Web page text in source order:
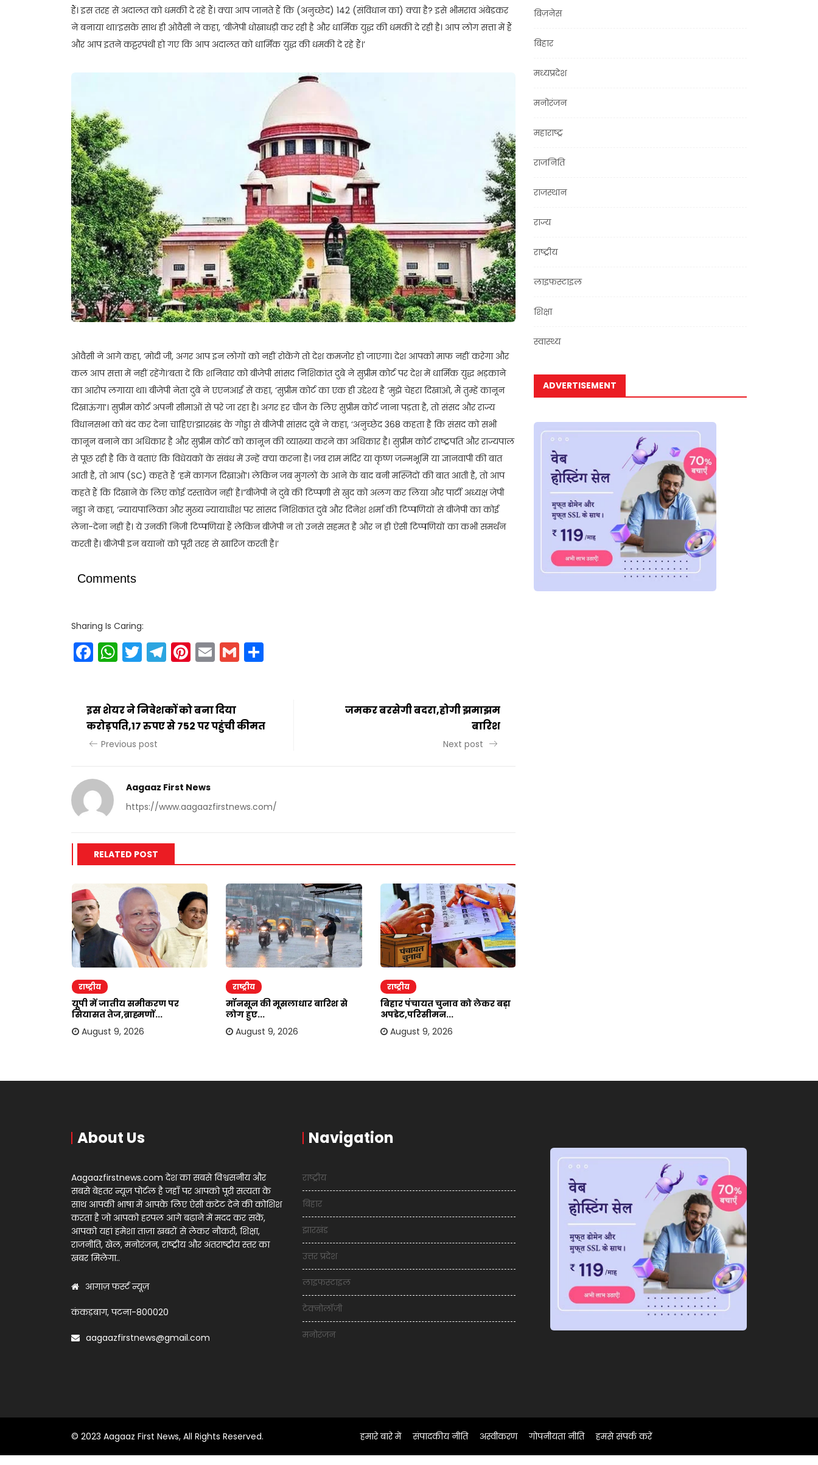
हैं। इस तरह से अदालत को धमकी दे रहे हैं। क्या आप जानते हैं कि (अनुच्छेद) 142 (संविधान का) क्या है? इसे भीमराव अंबेडकर
ने बनाया था।’इसके साथ ही ओवैसी ने कहा, ‘बीजेपी धोखाधड़ी कर रही है और धार्मिक युद्ध की धमकी दे रही है। आप लोग सत्ता में हैं
और आप इतने कट्टरपंथी हो गए कि आप अदालत को धार्मिक युद्ध की धमकी दे रहे हैं।’
ओवैसी ने आगे कहा, ‘मोदी जी, अगर आप इन लोगों को नहीं रोकेंगे तो देश कमजोर हो जाएगा। देश आपको माफ नहीं करेगा और
कल आप सत्ता में नहीं रहेंगे।’बता दें कि शनिवार को बीजेपी सांसद निशिकांत दुबे ने सुप्रीम कोर्ट पर देश में धार्मिक युद्ध भड़काने
का आरोप लगाया था। बीजेपी नेता दुबे ने एएनआई से कहा, ‘सुप्रीम कोर्ट का एक ही उद्देश्य है ‘मुझे चेहरा दिखाओ, मैं तुम्हें कानून
दिखाऊंगा’। सुप्रीम कोर्ट अपनी सीमाओं से परे जा रहा है। अगर हर चीज के लिए सुप्रीम कोर्ट जाना पड़ता है, तो संसद और राज्य
विधानसभा को बंद कर देना चाहिए।’झारखंड के गोड्डा से बीजेपी सांसद दुबे ने कहा, ‘अनुच्छेद 368 कहता है कि संसद को सभी
कानून बनाने का अधिकार है और सुप्रीम कोर्ट को कानून की व्याख्या करने का अधिकार है। सुप्रीम कोर्ट राष्ट्रपति और राज्यपाल
से पूछ रही है कि वे बताएं कि विधेयकों के संबंध में उन्हें क्या करना है। जब राम मंदिर या कृष्ण जन्मभूमि या ज्ञानवापी की बात
आती है, तो आप (SC) कहते हैं ‘हमें कागज दिखाओ’। लेकिन जब मुगलों के आने के बाद बनी मस्जिदों की बात आती है, तो आप
कहते हैं कि दिखाने के लिए कोई दस्तावेज नहीं है।”बीजेपी ने दुबे की टिप्पणी से खुद को अलग कर लिया और पार्टी अध्यक्ष जेपी
नड्डा ने कहा, ‘न्यायपालिका और मुख्य न्यायाधीश पर सांसद निशिकांत दुबे और दिनेश शर्मा की टिप्पणियों से बीजेपी का कोई
लेना-देना नहीं है। ये उनकी निजी टिप्पणियां हैं लेकिन बीजेपी न तो उनसे सहमत है और न ही ऐसी टिप्पणियों का कभी समर्थन
करती है। बीजेपी इन बयानों को पूरी तरह से खारिज करती है।’
Comments
Sharing Is Caring:
Facebook
WhatsApp
Twitter
Telegram
Pinterest
EmailGmail
इस शेयर ने निवेशकों को बना दिया
करोड़पति,17 रुपए से 752 पर पहुंची कीमत
Previous post
जमकर बरसेगी बदरा,होगी झमाझम
बारिश
Next post
Aagaaz First News
https://www.aagaazfirstnews.com/
RELATED POST
राष्ट्रीय
यूपी में जातीय समीकरण पर
सियासत तेज,ब्राह्मणों...
August 9, 2026
राष्ट्रीय
मॉनसून की मूसलाधार बारिश से
लोग हुए...
August 9, 2026
राष्ट्रीय
बिहार पंचायत चुनाव को लेकर बड़ा
अपडेट,परिसीमन...
August 9, 2026
बिज़नेस
बिहार
मध्यप्रदेश
मनोरंजन
महाराष्ट्र
राजनिति
राजस्थान
राज्य
राष्ट्रीय
लाइफस्टाइल
शिक्षा
स्वास्थ्य
ADVERTISEMENT
About Us
Aagaazfirstnews.com देश का सबसे विश्वसनीय और
सबसे बेहतर न्यूज़ पोर्टल है जहाँ पर आपको पूरी सत्यता के
साथ आपकी भाषा में आपके लिए ऐसी कंटेंट देने की कोशिश
करता है जो आपको हरपल आगे बढ़ाने में मदद कर सकें,
आपको यहां हमेशा ताज़ा खबरों से लेकर नौकरी, शिक्षा,
राजनीति, खेल, मनोरंजन, राष्ट्रीय और अंतराष्ट्रीय स्तर का
खबर मिलेगा..
आगाज़ फर्स्ट न्यूज़
कंकड़बाग, पटना-800020
aagaazfirstnews@gmail.com
Navigation
राष्ट्रीय
बिहार
झारखंड
उत्तर प्रदेश
लाइफस्टाइल
टेक्नोलॉजी
मनोरंजन
© 2023 Aagaaz First News, All Rights Reserved. हमारे बारे में संपादकीय नीति अस्वीकरण गोपनीयता नीति हमसे संपर्क करें